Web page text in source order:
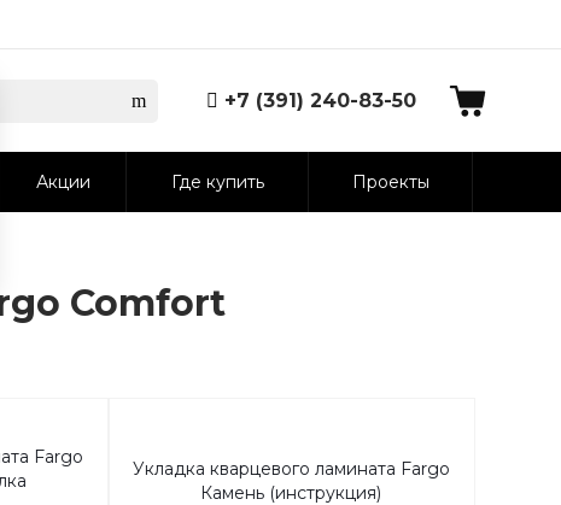
+7 (391) 240-83-50
Акции Где купить Проекты
Comfort
Fargo
Укладка кварцевого ламината Fargo
Камень (инструкция)